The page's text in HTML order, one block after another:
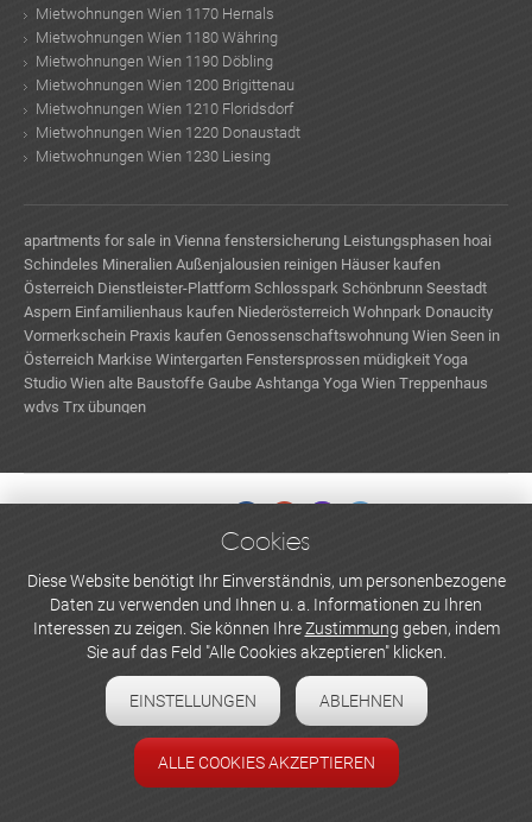
Mietwohnungen Wien 1170 Hernals
Mietwohnungen Wien 1180 Währing
Mietwohnungen Wien 1190 Döbling
Mietwohnungen Wien 1200 Brigittenau
Mietwohnungen Wien 1210 Floridsdorf
Mietwohnungen Wien 1220 Donaustadt
Mietwohnungen Wien 1230 Liesing
apartments for sale in Vienna fenstersicherung Leistungsphasen hoai
Schindeles Mineralien Außenjalousien reinigen Häuser kaufen
Österreich Dienstleister-Plattform Schlosspark Schönbrunn Seestadt
Aspern Einfamilienhaus kaufen Niederösterreich Wohnpark Donaucity
Vormerkschein Praxis kaufen Genossenschaftswohnung Wien Seen in
Österreich Markise Wintergarten Fenstersprossen müdigkeit Yoga
Studio Wien alte Baustoffe Gaube Ashtanga Yoga Wien Treppenhaus
wdvs Trx übungen
WERBEN UND INSERIEREN
Newsletter abonnieren
Datenschutzerklärung
Cookie-Einstellungen
Cookies
Diese Website benötigt Ihr Einverständnis, um personenbezogene
Daten zu verwenden und Ihnen u. a. Informationen zu Ihren
Interessen zu zeigen. Sie können IhreZustimmung geben, indem
Sie auf das Feld "Alle Cookies akzeptieren" klicken.
EINSTELLUNGEN ABLEHNEN
ALLE COOKIES AKZEPTIEREN